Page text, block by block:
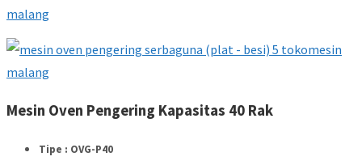
Mesin Oven Pengering Kapasitas 40 Rak
Tipe : OVG-P40